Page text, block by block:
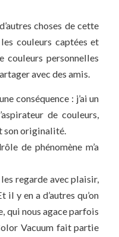
choses de cette
couleurs captées et
personnelles
avec des amis.
conséquence : j’ai un
de couleurs,
son originalité.
de phénomène m’a
les regarde avec plaisir,
y en a d’autres qu’on
qui nous agace parfois
Vacuum fait partie